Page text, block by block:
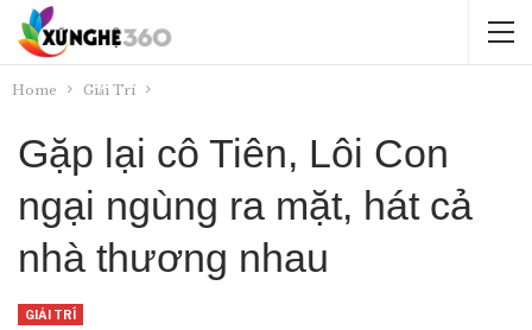
Home Giải Trí
Gặp lại cô Tiên, Lôi Con
ngại ngùng ra mặt, hát cả
nhà thương nhau
GIẢI TRÍ